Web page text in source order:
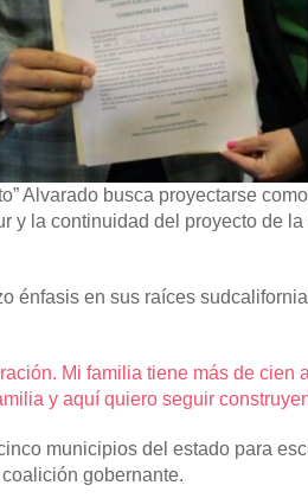
Alvarado busca proyectarse
y la continuidad del proyecto de
énfasis en sus raíces
Mi familia tiene más de
y aquí quiero seguir
municipios del estado para
gobernante.